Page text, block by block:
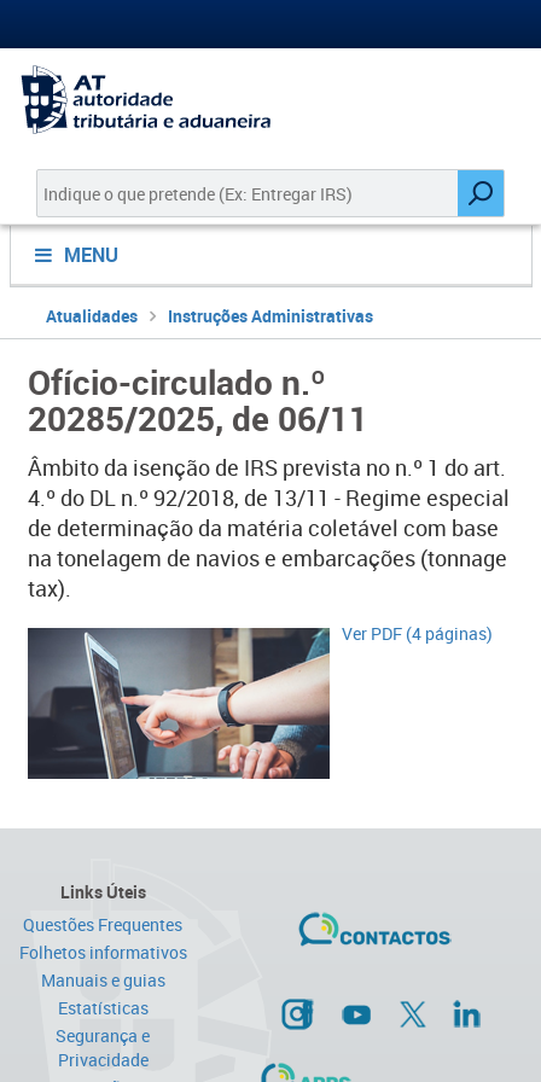
MENU
Atualidades Instruções Administrativas
Ofício-circulado n.º
20285/2025, de 06/11
Âmbito da isenção de IRS prevista no n.º 1 do art.
4.º do DL n.º 92/2018, de 13/11 - Regime especial
de determinação da matéria coletável com base
na tonelagem de navios e embarcações (tonnage
tax).
Ver PDF (4 páginas)​​
Links Úteis
Questões Frequentes
Folhetos informativos
Manuais e guias
Estatísticas
Segurança e
Privacidade